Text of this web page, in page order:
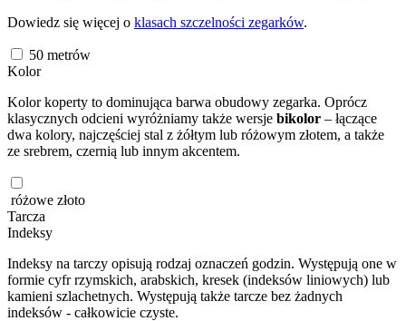
Dowiedz się więcej o klasach szczelności zegarków.
50 metrów
Kolor
Kolor koperty to dominująca barwa obudowy zegarka. Oprócz
klasycznych odcieni wyróżniamy także wersje bikolor – łączące
dwa kolory, najczęściej stal z żółtym lub różowym złotem, a także
ze srebrem, czernią lub innym akcentem.
różowe złoto
Tarcza
Indeksy
Indeksy na tarczy opisują rodzaj oznaczeń godzin. Występują one w
formie cyfr rzymskich, arabskich, kresek (indeksów liniowych) lub
kamieni szlachetnych. Występują także tarcze bez żadnych
indeksów - całkowicie czyste.